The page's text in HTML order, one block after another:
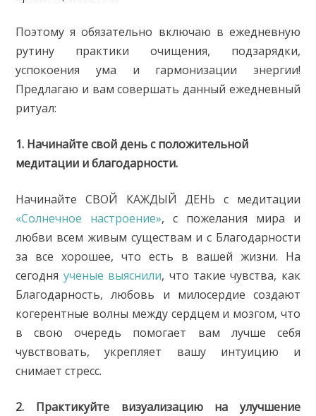
Поэтому я обязательно включаю в ежедневную
рутину практики очищения, подзарядки,
успокоения ума и гармонизации энергии!
Предлагаю и вам совершать данный ежедневный
ритуал:
1. Начинайте свой день с положительной
медитации и благодарности.
Начинайте СВОЙ КАЖДЫЙ ДЕНЬ с медитации
«Солнечное настроение», с пожелания мира и
любви всем живым существам и с Благодарности
за все хорошее, что есть в вашей жизни. На
сегодня ученые выяснили, что такие чувства, как
Благодарность, любовь и милосердие создают
когерентные волны между сердцем и мозгом, что
в свою очередь помогает вам лучше себя
чувствовать, укрепляет вашу интуицию и
снимает стресс.
2. Практикуйте визуализацию на улучшение